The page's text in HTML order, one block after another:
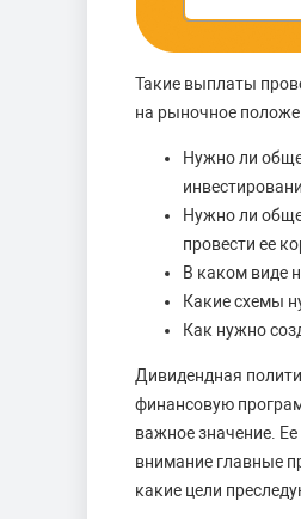
Такие выплаты
на рыночное
Нужно ли
Нужно ли
провести ее
В каком виде
Какие схемы
Как нужно
Дивидендная
финансовую
важное значение.
внимание главные
какие цели